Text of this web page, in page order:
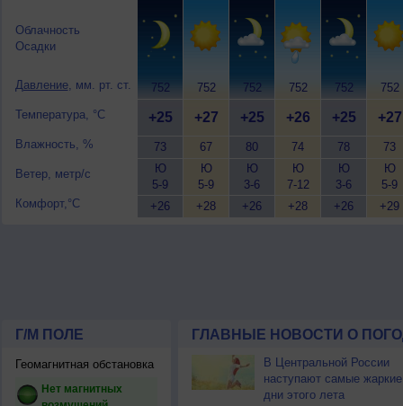
Облачность
Осадки
Давление, мм. рт. ст.
Температура, °C
Влажность, %
Ветер, метр/с
Комфорт,°C
752
+25
73
Ю
5-9
+26
752
+27
67
Ю
5-9
+28
752
+25
80
Ю
3-6
+26
752
+26
74
Ю
7-12
+28
752
+25
78
Ю
3-6
+26
752
+27
73
Ю
5-9
+29
Г/М ПОЛЕ
Геомагнитная обстановка
Нет магнитных
ГЛАВНЫЕ НОВОСТИ О
В Центральной России
наступают самые жаркие
дни этого лета